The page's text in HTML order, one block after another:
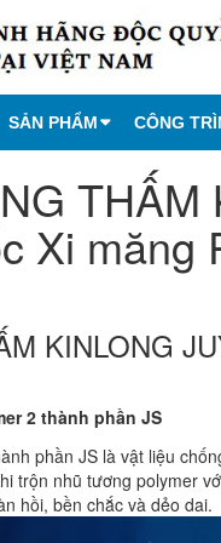
SẢN PHẨM CÔNG
Xi măng
KINLONG
2 thành phần JS
phần JS là vật liệu
trộn nhũ tương polymer
hồi, bền chắc và dẻo dai.